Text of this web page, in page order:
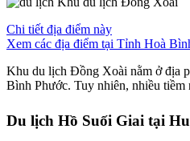
Chi tiết địa điểm này
Xem các địa điểm tại Tỉnh Hoà
Khu du lịch Đồng Xoài nằm ở địa
Bình Phước. Tuy nhiên, nhiều tiềm
Du lịch Hồ Suối Giai tại